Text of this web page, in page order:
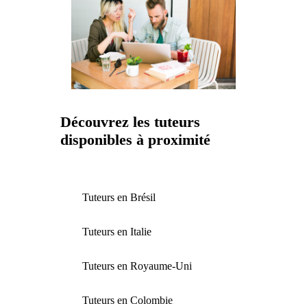
Découvrez les tuteurs
disponibles à proximité
Tuteurs en Brésil
Tuteurs en Italie
Tuteurs en Royaume-Uni
Tuteurs en Colombie